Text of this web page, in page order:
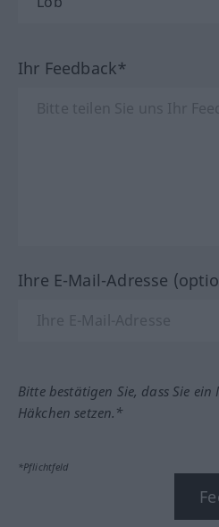
Ihr Feedback*
Ihre E-Mail-Adresse
Bitte bestätigen Sie, dass Sie
Häkchen setzen.*
*Pflichtfeld